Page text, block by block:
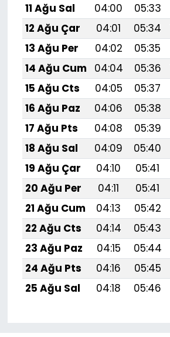
11 Ağu Sal
04:00 05:33
12 Ağu Çar
04:01 05:34
13 Ağu Per
04:02 05:35
14 Ağu Cum
04:04 05:36
15 Ağu Cts
04:05 05:37
16 Ağu Paz
04:06 05:38
17 Ağu Pts
04:08 05:39
18 Ağu Sal
04:09 05:40
19 Ağu Çar
04:10 05:41
20 Ağu Per
04:11 05:41
21 Ağu Cum
04:13 05:42
22 Ağu Cts
04:14 05:43
23 Ağu Paz
04:15 05:44
24 Ağu Pts
04:16 05:45
25 Ağu Sal
04:18 05:46